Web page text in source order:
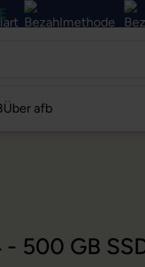
Über afb
500 GB